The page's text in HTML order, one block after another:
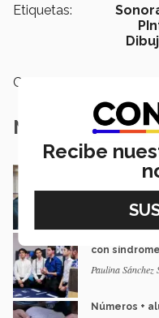
Etiquetas:
Categoría:
Notas
¡Borrego
Andrea Molina |
con
Paulina Sánchez
Números +
Recibe